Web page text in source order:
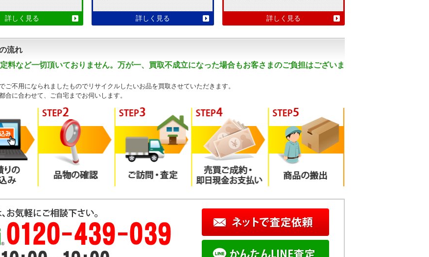
詳しく見る 詳しく見る 詳しく見る
流れ
料など一切頂いておりません。万が一、買取不成立になった場合もお客さまのご負担はございま
ご不用になられましたものでリサイクルしたいお品を買取させていただきます。
合に合わせて、ご自宅までお伺いします。